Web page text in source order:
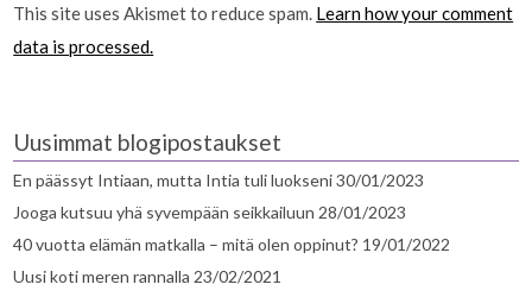
This site uses Akismet to reduce spam. Learn how your comment
data is processed.
Uusimmat blogipostaukset
En päässyt Intiaan, mutta Intia tuli luokseni30/01/2023
Jooga kutsuu yhä syvempään seikkailuun 28/01/2023
40 vuotta elämän matkalla – mitä olen oppinut? 19/01/2022
Uusi koti meren rannalla 23/02/2021